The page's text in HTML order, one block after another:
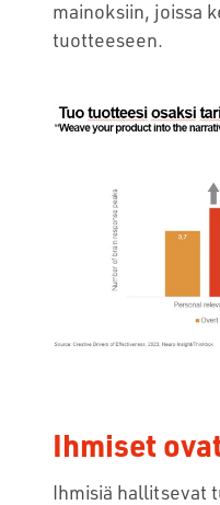
mainoksiin, joissa
tuotteeseen.
Ihmiset
Ihmisiä hallitsevat